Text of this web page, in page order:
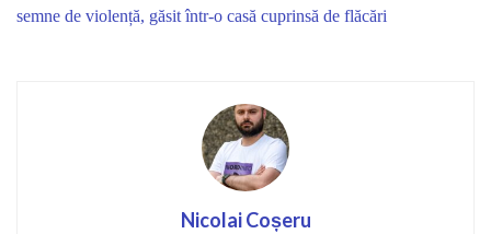
semne de violență, găsit într-o casă cuprinsă de flăcări
Nicolai Coșeru